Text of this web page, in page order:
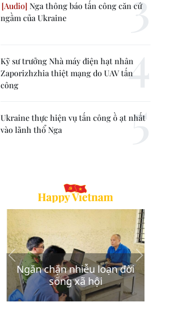
Nga thông báo tấn công căn cứ
ngầm của Ukraine
Kỹ sư trưởng Nhà máy điện hạt nhân
Zaporizhzhia thiệt mạng do UAV tấn
công
Ukraine thực hiện vụ tấn công ồ ạt nhất
vào lãnh thổ Nga